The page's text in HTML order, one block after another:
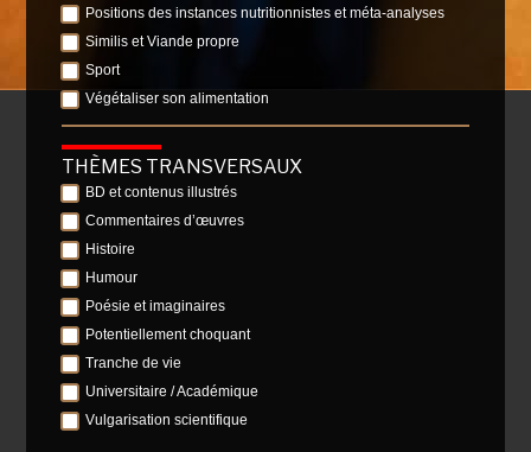
Positions des instances nutritionnistes et méta-analyses
Similis et Viande propre
Sport
Végétaliser son alimentation
THÈMES TRANSVERSAUX
BD et contenus illustrés
Commentaires d’œuvres
Histoire
Humour
Poésie et imaginaires
Potentiellement choquant
Tranche de vie
Universitaire / Académique
Vulgarisation scientifique